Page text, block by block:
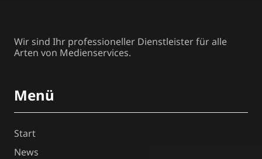
Wir sind Ihr professioneller Dienstleister für alle
Arten von Medienservices.
Menü
Start
News